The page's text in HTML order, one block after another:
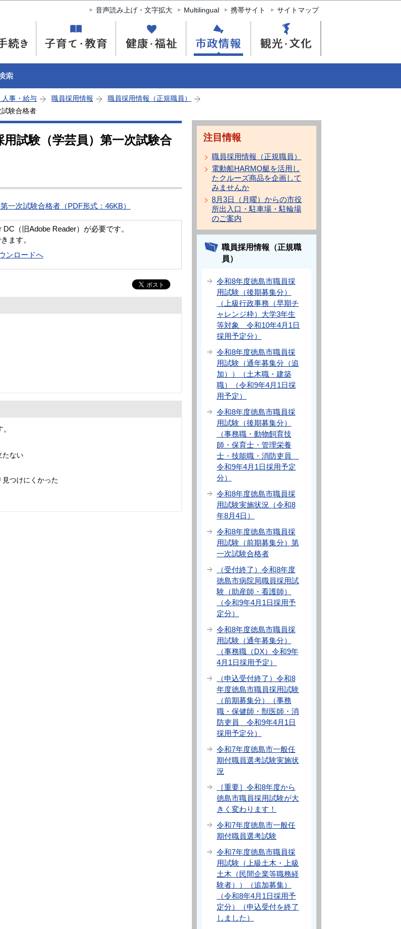
このページの本文へ移動
音声読み上げ・文字拡大 Multilingual 携帯サイト サイトマップ
人事・給与 職員採用情報
職員採用情報（正規職員）
験合格者
試験（学芸員）第一次試験合
一次試験合格者（PDF形式：46KB）
（旧Adobe Reader）が必要です。
ます。
ンロードへ
たない
見つけにくかった
注目情報
職員採用情報（正規職員）
電動船HARMO艇を活用し
たクルーズ商品を企画して
みませんか
8月3日（月曜）からの市役
所出入口・駐車場・駐輪場
のご案内
職員採用情報（正規職
員）
令和8年度徳島市職員採
用試験（後期募集分）
（上級行政事務（早期チ
ャレンジ枠）大学3年生
等対象 令和10年4月1日
採用予定分）
令和8年度徳島市職員採
用試験（通年募集分（追
加））（土木職・建築
職）（令和9年4月1日採
用予定）
令和8年度徳島市職員採
用試験（後期募集分）
（事務職・動物飼育技
師・保育士・管理栄養
士・技能職・消防吏員
令和9年4月1日採用予定
分）
令和8年度徳島市職員採
用試験実施状況（令和8
年8月4日）
令和8年度徳島市職員採
用試験（前期募集分）第
一次試験合格者
（受付終了）令和8年度
徳島市病院局職員採用試
験（助産師・看護師）
（令和9年4月1日採用予
定分）
令和8年度徳島市職員採
用試験（通年募集分）
（事務職（DX）令和9年
4月1日採用予定）
（申込受付終了）令和8
年度徳島市職員採用試験
（前期募集分）（事務
職・保健師・獣医師・消
防吏員 令和9年4月1日
採用予定分）
令和7年度徳島市一般任
期付職員選考試験実施状
況
［重要］令和8年度から
徳島市職員採用試験が大
きく変わります！
令和7年度徳島市一般任
期付職員選考試験
令和7年度徳島市職員採
用試験（上級土木・上級
土木（民間企業等職務経
験者））（追加募集）
（令和8年4月1日採用予
定分）（申込受付を終了
しました）